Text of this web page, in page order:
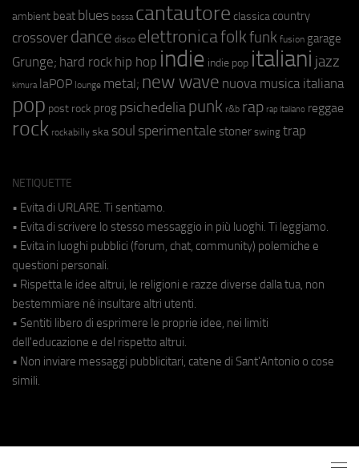
ambient beat blues bossa cantautore classica country
crossover dance disco elettronicafolkfunk fusion garage
Grunge; hard rock hip hop indie indie pop italiani jazz
kimura laPOP lounge metal; new wave nuova musica italiana
pop post rock prog psichedeliapunk r&b rap rap italiano reggae
rock rockabilly ska soul sperimentale stoner swing trap
NETIQUETTE
• Evita di URLARE. Ti sentiamo.
• Evita di scrivere lo stesso messaggio in più luoghi. Ti leggiamo.
• Evita in luoghi pubblici (forum, chat, community) polemiche e
questioni personali.
• Rispetta le idee altrui, le religioni e razze diverse dalla tua, non
bestemmiare né insultare altri utenti.
• Sentiti libero di esprimere le proprie idee, nei limiti
dell'educazione e del rispetto altrui.
• Non inviare messaggi pubblicitari, catene di Sant'Antonio o cose
simili.